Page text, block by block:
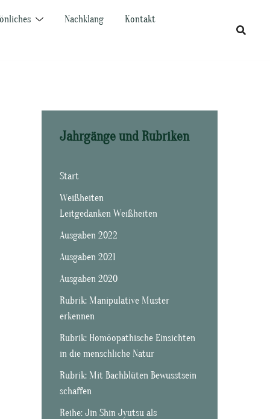
Nachklang Kontakt
Jahrgänge und Rubriken
Start
Weißheiten
Leitgedanken Weißheiten
Ausgaben 2022
Ausgaben 2021
Ausgaben 2020
Rubrik: Manipulative Muster
erkennen
Rubrik: Homöopathische Einsichten
in die menschliche Natur
Rubrik: Mit Bachblüten Bewusstsein
schaffen
Reihe: Jin Shin Jyutsu als